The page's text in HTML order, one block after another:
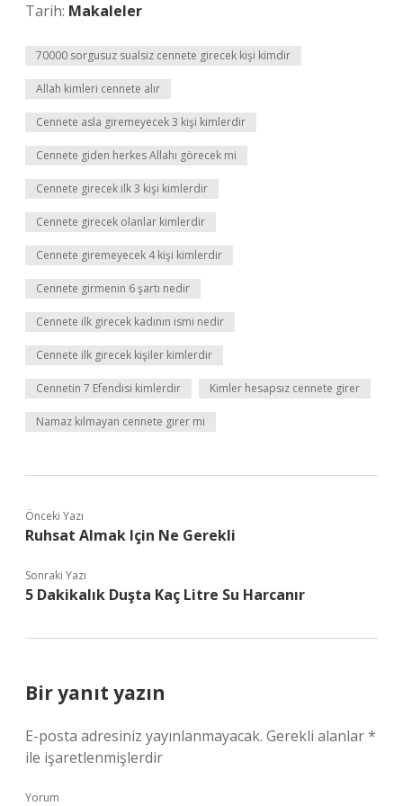
Tarih: Makaleler
70000 sorgusuz sualsiz cennete girecek kişi kimdir
Allah kimleri cennete alır
Cennete asla giremeyecek 3 kişi kimlerdir
Cennete giden herkes Allahı görecek mi
Cennete girecek ilk 3 kişi kimlerdir
Cennete girecek olanlar kimlerdir
Cennete giremeyecek 4 kişi kimlerdir
Cennete girmenin 6 şartı nedir
Cennete ilk girecek kadının ismi nedir
Cennete ilk girecek kişiler kimlerdir
Cennetin 7 Efendisi kimlerdir Kimler hesapsız cennete girer
Namaz kılmayan cennete girer mi
Önceki Yazı
Ruhsat Almak Için Ne Gerekli
Sonraki Yazı
5 Dakikalık Duşta Kaç Litre Su Harcanır
Bir yanıt yazın
E-posta adresiniz yayınlanmayacak. Gerekli alanlar*
ile işaretlenmişlerdir
Yorum